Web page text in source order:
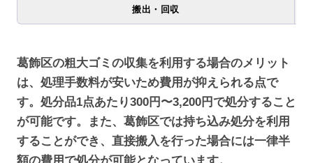
搬出・回収
葛飾区の粗大ゴミの収集を利用する場合のメリット
は、処理手数料が安いため費用が抑えられる点で
す。処分品1点あたり300円〜3,200円で処分すること
が可能です。また、葛飾区では持ち込み処分を利用
することができ、直接搬入を行った場合には一律半